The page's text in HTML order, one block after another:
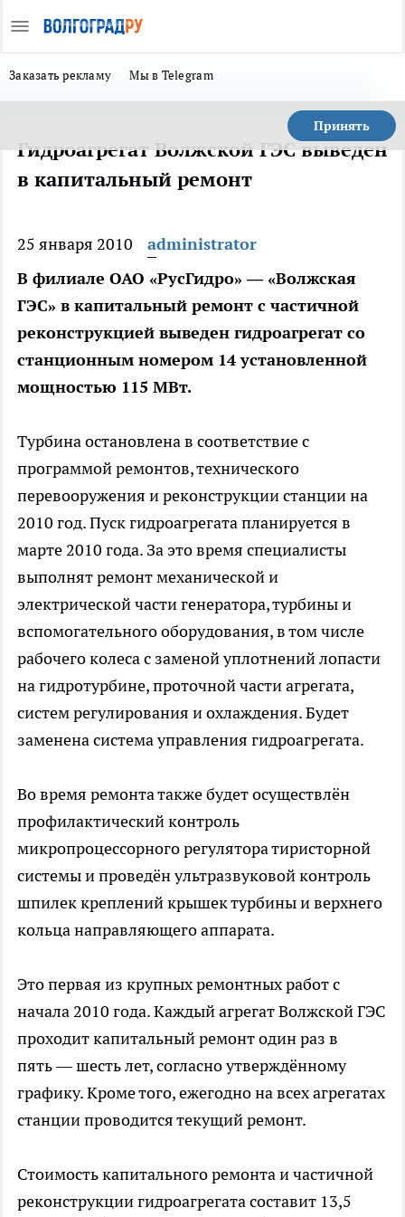
Заказать рекламу Мы в Telegram
Принять
Гидроагрегат Волжской ГЭС выведен
в капитальный ремонт
25 января 2010
administrator
В филиале ОАО «РусГидро» — «Волжская
ГЭС» в капитальный ремонт с частичной
реконструкцией выведен гидроагрегат со
станционным номером 14 установленной
мощностью 115 МВт.
Турбина остановлена в соответствие с
программой ремонтов, технического
перевооружения и реконструкции станции на
2010 год. Пуск гидроагрегата планируется в
марте 2010 года. За это время специалисты
выполнят ремонт механической и
электрической части генератора, турбины и
вспомогательного оборудования, в том числе
рабочего колеса с заменой уплотнений лопасти
на гидротурбине, проточной части агрегата,
систем регулирования и охлаждения. Будет
заменена система управления гидроагрегата.
Во время ремонта также будет осуществлён
профилактический контроль
микропроцессорного регулятора тиристорной
системы и проведён ультразвуковой контроль
шпилек креплений крышек турбины и верхнего
кольца направляющего аппарата.
Это первая из крупных ремонтных работ с
начала 2010 года. Каждый агрегат Волжской ГЭС
проходит капитальный ремонт один раз в
пять — шесть лет, согласно утверждённому
графику. Кроме того, ежегодно на всех агрегатах
станции проводится текущий ремонт.
Стоимость капитального ремонта и частичной
реконструкции гидроагрегата составит 13,5